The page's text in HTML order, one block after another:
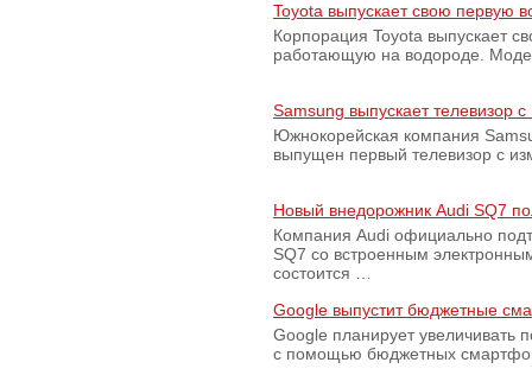
Toyota выпускает свою первую
Корпорация Toyota выпускает
работающую на водороде.
Samsung выпускает телевизор
Южнокорейская компания
выпущен первый телевизор с
Новый внедорожник Audi SQ7
Компания Audi официально
SQ7 со встроенным
состоится …
Google выпустит бюджетные
Google планирует увеличивать
с помощью бюджетных